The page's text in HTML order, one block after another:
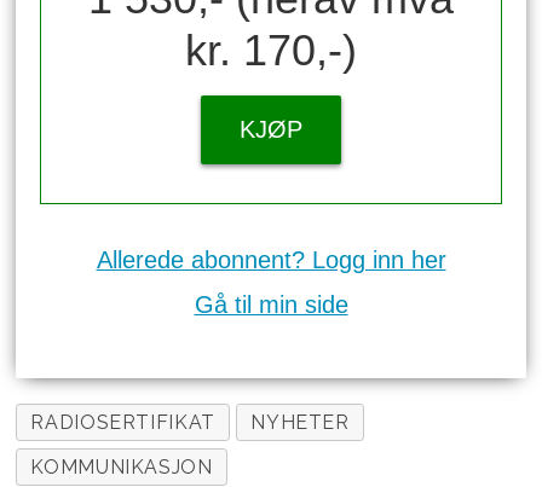
kr. 170,-)
KJØP
Allerede abonnent? Logg inn her
Gå til min side
RADIOSERTIFIKAT
NYHETER
KOMMUNIKASJON